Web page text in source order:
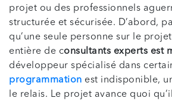
projet ou des professionnels
structurée et sécurisée. D’abord,
qu’une seule personne sur le
entière de consultants experts est
développeur spécialisé dans
programmation est indisponible,
le relais. Le projet avance quoi